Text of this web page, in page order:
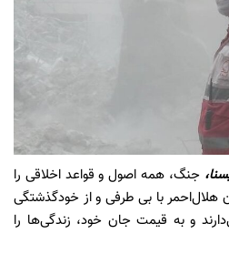
جنگ، همه اصول و قواعد اخلاقی را
هلال‌احمر با بی طرفی و از خودگذشتگی
و به قیمت جان خود، زندگی‌ها را